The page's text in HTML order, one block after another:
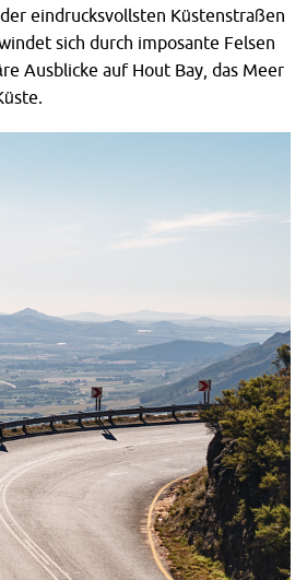
eindrucksvollsten Küstenstraßen
sich durch imposante Felsen
Ausblicke auf Hout Bay, das Meer